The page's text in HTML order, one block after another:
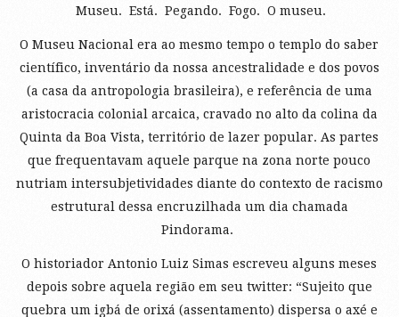
Museu. Está. Pegando. Fogo. O museu.
O Museu Nacional era ao mesmo tempo o templo do saber
científico, inventário da nossa ancestralidade e dos povos
(a casa da antropologia brasileira), e referência de uma
aristocracia colonial arcaica, cravado no alto da colina da
Quinta da Boa Vista, território de lazer popular. As partes
que frequentavam aquele parque na zona norte pouco
nutriam intersubjetividades diante do contexto de racismo
estrutural dessa encruzilhada um dia chamada
Pindorama.
O historiador Antonio Luiz Simas escreveu alguns meses
depois sobre aquela região em seu twitter: “Sujeito que
quebra um igbá de orixá (assentamento) dispersa o axé e